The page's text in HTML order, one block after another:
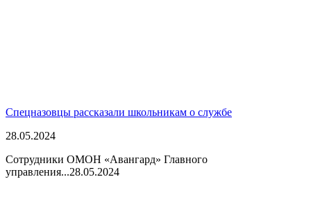
Спецназовцы рассказали школьникам о службе
28.05.2024
Сотрудники ОМОН «Авангард» Главного
управления...28.05.2024